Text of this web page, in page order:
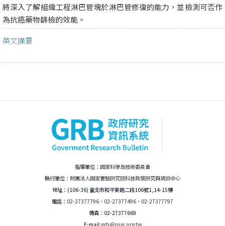
將深入了解組織工程淋巴管塊於淋巴管修復的能力，並檢測可否作
為抗癌藥物篩檢的效能。
英文摘要
指導單位： 國家科學及技術委員會
執行單位： 財團法人國家實驗研究院科技政策研究與資訊中心
地址：(106-36) 臺北市和平東路二段106號1,14-15樓
電話： 02-27377796 、 02-27377496 、 02-27377797
傳真：02-27377669
E-mail:grb@niar.org.tw